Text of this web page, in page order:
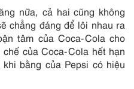
nữa, cả hai cũng không
chẳng đáng để lôi nhau ra
tâm của Coca-Cola cho
của Coca-Cola hết hạn
bằng của Pepsi có hiệu